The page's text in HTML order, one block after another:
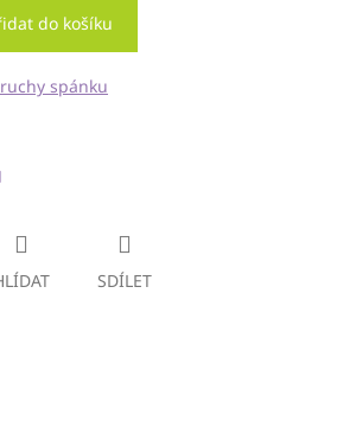
do košíku
spánku
SDÍLET